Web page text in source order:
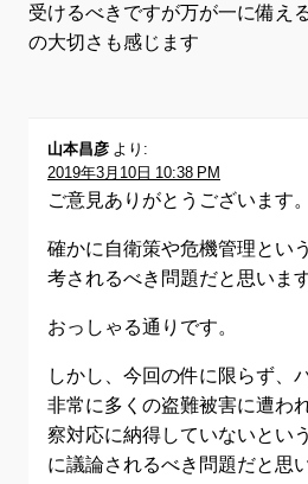
受けるべきですが万が一に備え
の大切さも感じます
山本昌彦
より:
2019年3月10日 10:38 PM
ご意見ありがとうございます。
確かに自衛策や危機管理とい
考されるべき問題だと思います
おっしゃる通りです。
しかし、今回の件に限らず、
非常に多くの盗難被害に遭わ
察対応に納得していないとい
に議論されるべき問題だと思